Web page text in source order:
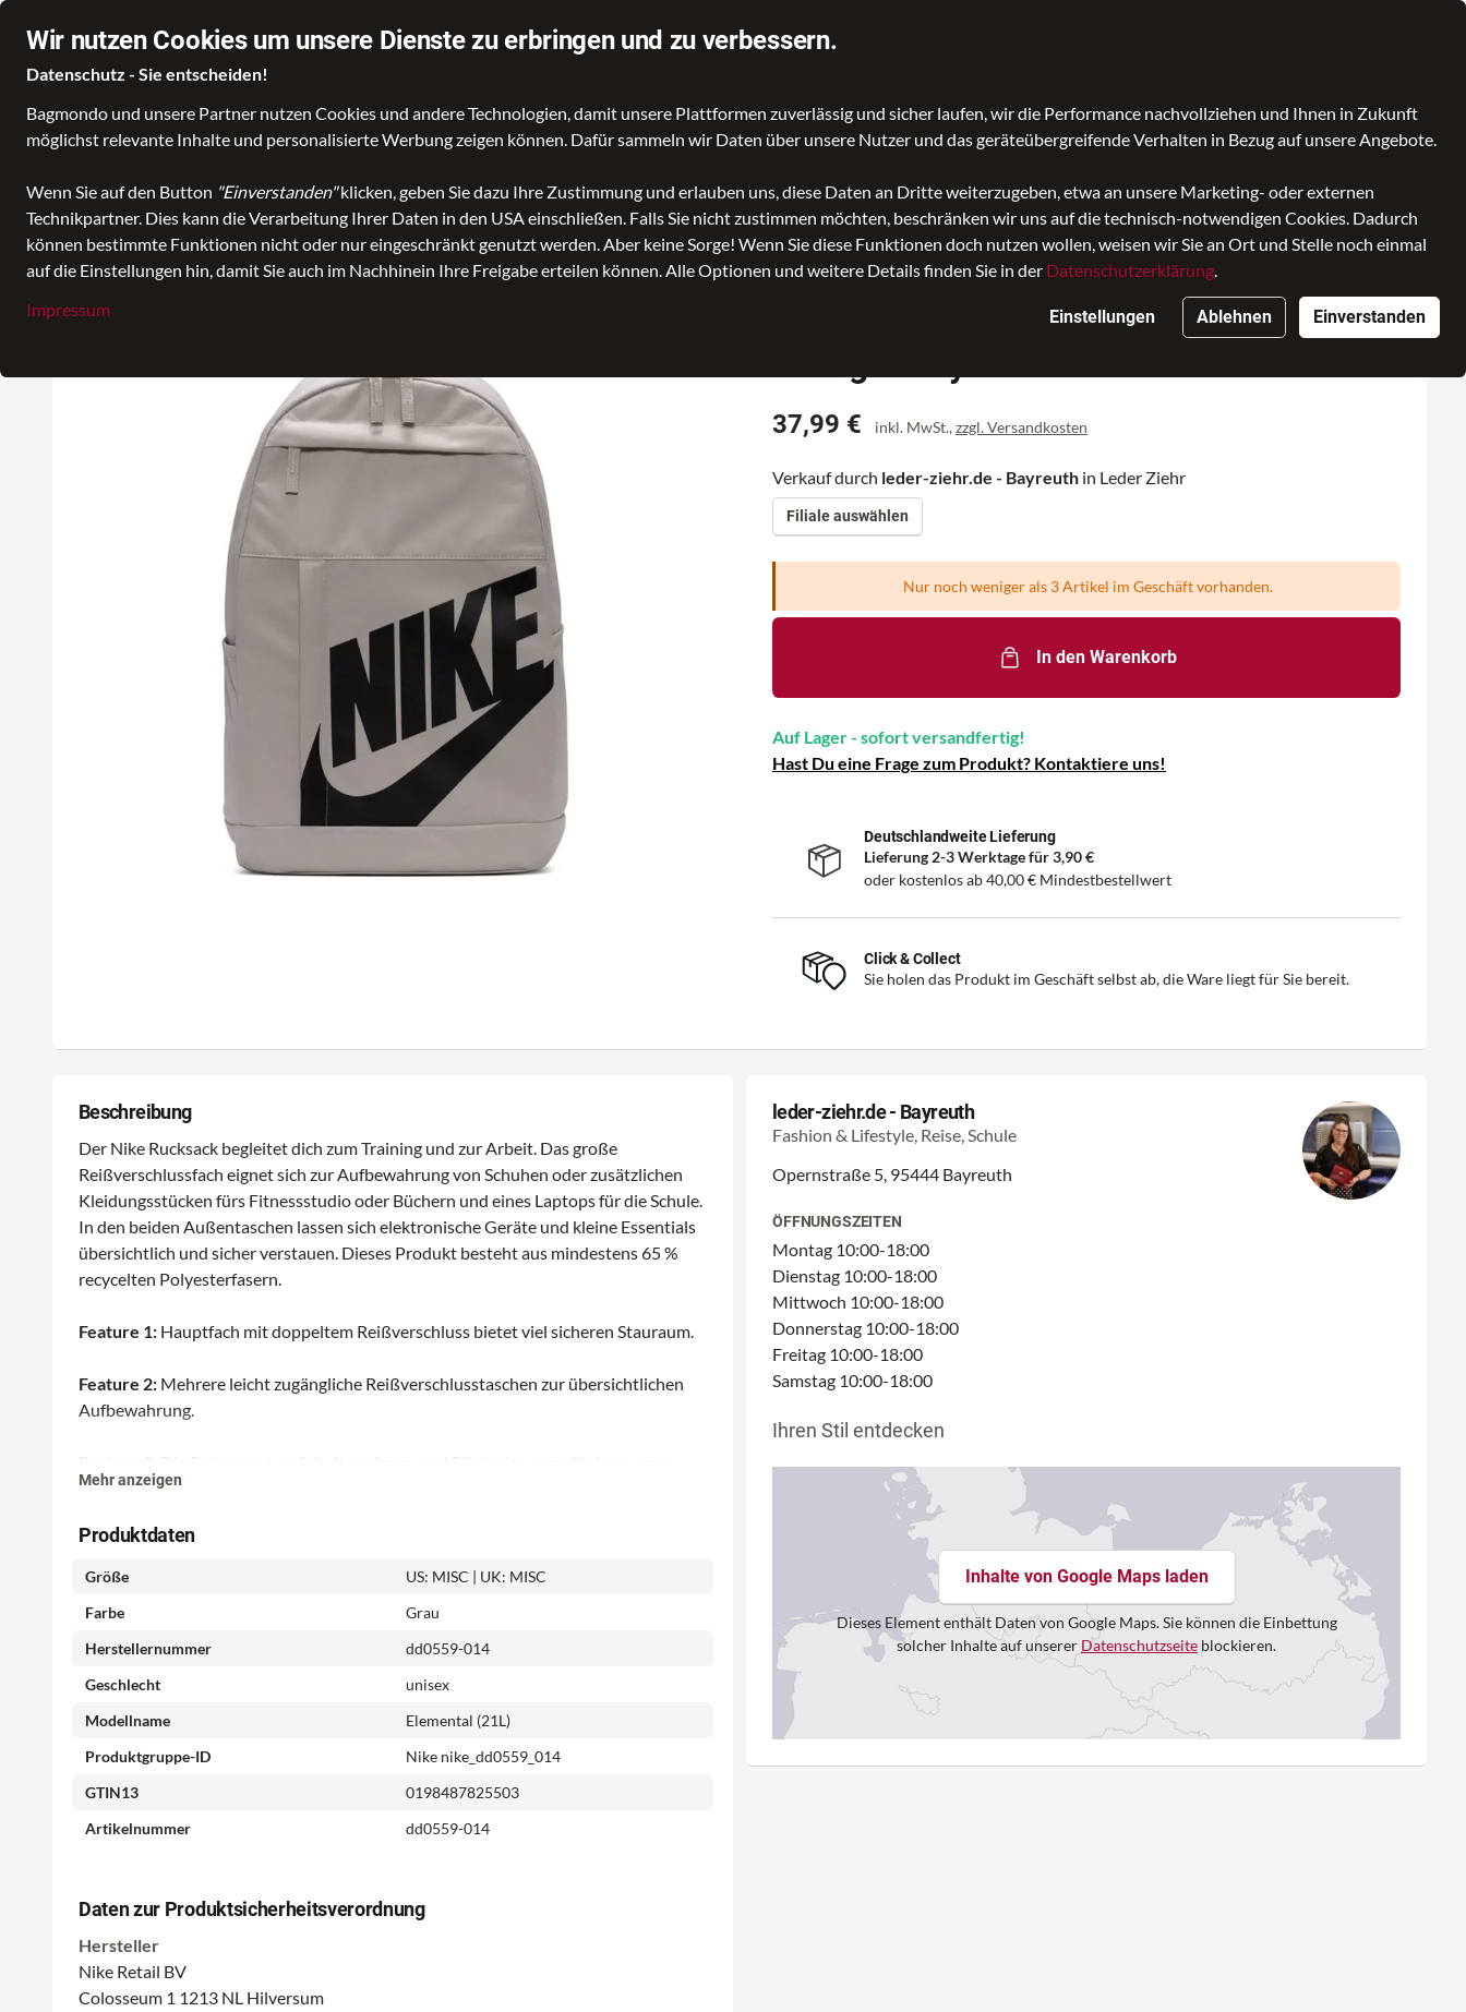
Wir nutzen Cookies um unsere Dienste zu erbringen und zu verbessern.
Datenschutz - Sie entscheiden!
Bagmondo und unsere Partner nutzen Cookies und andere Technologien, damit unsere Plattformen zuverlässig und sicher laufen, wir die Performance nachvollziehen und Ihnen in Zukunft
möglichst relevante Inhalte und personalisierte Werbung zeigen können. Dafür sammeln wir Daten über unsere Nutzer und das geräteübergreifende Verhalten in Bezug auf unsere Angebote.
Wenn Sie auf den Button "Einverstanden"klicken, geben Sie dazu Ihre Zustimmung und erlauben uns, diese Daten an Dritte weiterzugeben, etwa an unsere Marketing- oder externen
Technikpartner. Dies kann die Verarbeitung Ihrer Daten in den USA einschließen. Falls Sie nicht zustimmen möchten, beschränken wir uns auf die technisch-notwendigen Cookies. Dadurch
können bestimmte Funktionen nicht oder nur eingeschränkt genutzt werden. Aber keine Sorge! Wenn Sie diese Funktionen doch nutzen wollen, weisen wir Sie an Ort und Stelle noch einmal
auf die Einstellungen hin, damit Sie auch im Nachhinein Ihre Freigabe erteilen können. Alle Optionen und weitere Details finden Sie in der Datenschutzerklärung.
Impressum
Einstellungen Ablehnen Einverstanden
Koffer- und Reisetaschen Rucksäcke Accessoires
alle Kategorien Rucksäcke Freizeitrucksack Freizeitrucksack Elemental Backp. 21L College Grey
Freizeitrucksack Elemental Backp. 21L
Preis
37,99 € inkl. MwSt.,zzgl. Versandkosten
Verkauf durch leder-ziehr.de - Bayreuth in Leder Ziehr
Filiale auswählen
Nur noch weniger als 3 Artikel im Geschäft vorhanden.
In den Warenkorb
Auf Lager - sofort versandfertig!
Hast Du eine Frage zum Produkt? Kontaktiere uns!
Deutschlandweite Lieferung
Lieferung 2-3 Werktage für3,90 €
oder kostenlos ab40,00 € Mindestbestellwert
Click & Collect
Sie holen das Produkt im Geschäft selbst ab, die Ware liegt für Sie bereit.
Beschreibung
Der Nike Rucksack begleitet dich zum Training und zur Arbeit. Das große
Reißverschlussfach eignet sich zur Aufbewahrung von Schuhen oder zusätzlichen
Kleidungsstücken fürs Fitnessstudio oder Büchern und eines Laptops für die Schule.
In den beiden Außentaschen lassen sich elektronische Geräte und kleine Essentials
übersichtlich und sicher verstauen. Dieses Produkt besteht aus mindestens 65 %
recycelten Polyesterfasern.
Feature 1: Hauptfach mit doppeltem Reißverschluss bietet viel sicheren Stauraum.
Feature 2: Mehrere leicht zugängliche Reißverschlusstaschen zur übersichtlichen
Aufbewahrung.
Tragekomfort.
Feature 4:Die Trageschlaufe ist eine bequeme Transportmöglichkeit.
Belüftung.
Mehr anzeigen
Produktdaten
Größe
US: MISC | UK: MISC
Farbe
Grau
Herstellernummer
dd0559-014
Geschlecht
unisex
Modellname
Elemental (21L)
Produktgruppe-ID
Nike nike_dd0559_014
GTIN13
0198487825503
Artikelnummer
dd0559-014
Daten zur Produktsicherheitsverordnung
Hersteller
Nike Retail BV
Colosseum 1 1213 NL Hilversum
leder-ziehr.de - Bayreuth
Fashion & Lifestyle, Reise, Schule
Opernstraße 5, 95444 Bayreuth
ÖFFNUNGSZEITEN
Montag 10:00-18:00
Dienstag 10:00-18:00
Mittwoch 10:00-18:00
Donnerstag 10:00-18:00
Freitag 10:00-18:00
Samstag 10:00-18:00
Ihren Stil entdecken
Inhalte von Google Maps laden
Dieses Element enthält Daten von Google Maps. Sie können die Einbettung
solcher Inhalte auf unserer Datenschutzseite blockieren.